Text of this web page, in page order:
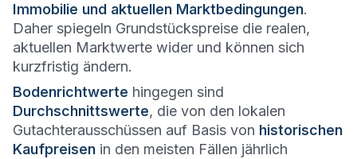
Immobilie und aktuellen Marktbedingungen.
Daher spiegeln Grundstückspreise die realen,
aktuellen Marktwerte wider und können sich
kurzfristig ändern.
Bodenrichtwerte hingegen sind
Durchschnittswerte, die von den lokalen
Gutachterausschüssen auf Basis von historischen
Kaufpreisen in den meisten Fällen jährlich